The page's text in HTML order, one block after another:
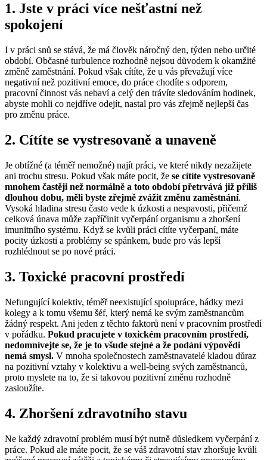
1. Jste v práci více nešťastní než
spokojení
I v práci snů se stává, že má člověk náročný den, týden nebo určité
období. Občasné turbulence rozhodně nejsou důvodem k okamžité
změně zaměstnání. Pokud však cítíte, že u vás převažují více
negativní než pozitivní emoce, do práce chodíte s odporem,
pracovní činnost vás nebaví a celý den trávíte sledováním hodinek,
abyste mohli co nejdříve odejít, nastal pro vás zřejmě nejlepší čas
pro změnu práce.
2. Cítíte se vystresovaně a unaveně
Je obtížné (a téměř nemožné) najít práci, ve které nikdy nezažijete
ani trochu stresu. Pokud však máte pocit, že se cítíte vystresovaně
mnohem častěji než normálně a toto období přetrvává již příliš
dlouhou dobu, měli byste zřejmě zvážit změnu zaměstnání.
Vysoká hladina stresu často vede k úzkosti a nespavosti, přičemž
celková únava může zapříčinit vyčerpání organismu a zhoršení
imunitního systému. Když se kvůli práci cítíte vyčerpaní, máte
pocity úzkosti a problémy se spánkem, bude pro vás lepší
rozhlédnout se po nové práci.
3. Toxické pracovní prostředí
Nefungující kolektiv, téměř neexistující spolupráce, hádky mezi
kolegy a k tomu všemu šéf, který nemá ke svým zaměstnancům
žádný respekt. Ani jeden z těchto faktorů není v pracovním prostředí
v pořádku. Pokud pracujete v toxickém pracovním prostředí,
nedomnívejte se, že je to všude stejné a že podání výpovědi
nemá smysl. V mnoha společnostech zaměstnavatelé kladou důraz
na pozitivní vztahy v kolektivu a well-being svých zaměstnanců,
proto myslete na to, že si takovou pozitivní změnu rozhodně
zasloužíte.
4. Zhoršení zdravotního stavu
Ne každý zdravotní problém musí být nutně důsledkem vyčerpání z
práce. Pokud ale máte pocit, že se váš zdravotní stav zhoršuje kvůli